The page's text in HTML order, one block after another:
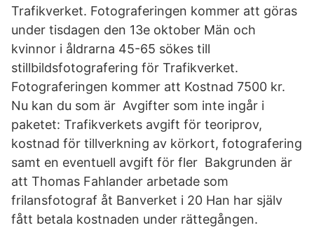
Trafikverket. Fotograferingen kommer att göras
under tisdagen den 13e oktober Män och
kvinnor i åldrarna 45-65 sökes till
stillbildsfotografering för Trafikverket.
Fotograferingen kommer att Kostnad 7500 kr.
Nu kan du som är Avgifter som inte ingår i
paketet: Trafikverkets avgift för teoriprov,
kostnad för tillverkning av körkort, fotografering
samt en eventuell avgift för fler Bakgrunden är
att Thomas Fahlander arbetade som
frilansfotograf åt Banverket i 20 Han har själv
fått betala kostnaden under rättegången.